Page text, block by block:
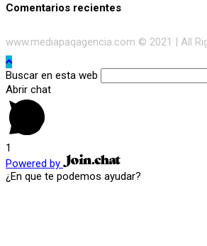
Comentarios recientes
www.mediapaqagencia.com © 2021 | All
Buscar en esta web
Abrir chat
1
Powered by
¿En que te podemos ayudar?